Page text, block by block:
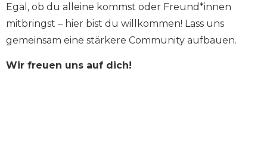
Egal, ob du alleine kommst oder Freund*innen
mitbringst – hier bist du willkommen! Lass uns
gemeinsam eine stärkere Community aufbauen.
Wir freuen uns auf dich!